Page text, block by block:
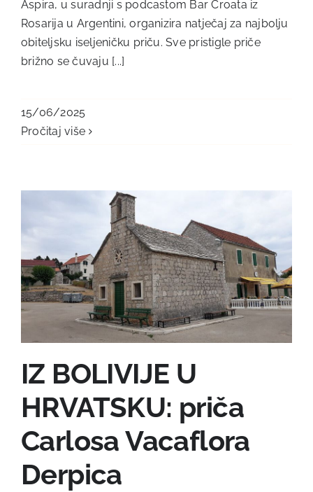
Aspira, u suradnji s podcastom Bar Croata iz
Rosarija u Argentini, organizira natječaj za najbolju
obiteljsku iseljeničku priču. Sve pristigle priče
brižno se čuvaju [...]
15/06/2025
Pročitaj više
IZ BOLIVIJE U
HRVATSKU: priča
Carlosa Vacaflora
Derpica